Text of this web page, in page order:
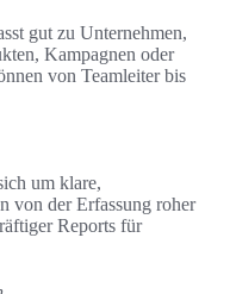
gut zu Unternehmen,
Kampagnen oder
von Teamleiter bis
um klare,
von der Erfassung roher
Reports für